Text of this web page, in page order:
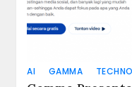
AI GAMMA